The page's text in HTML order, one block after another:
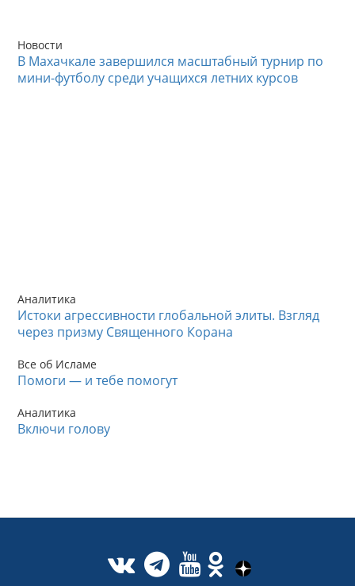
Новости
В Махачкале завершился масштабный турнир по
мини-футболу среди учащихся летних курсов
Аналитика
Истоки агрессивности глобальной элиты. Взгляд
через призму Священного Корана
Все об Исламе
Помоги — и тебе помогут
Аналитика
Включи голову